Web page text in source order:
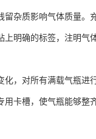
杂质影响气体质量。
明确的标签，注明气
，对所有满载气瓶进
卡槽，使气瓶能够整